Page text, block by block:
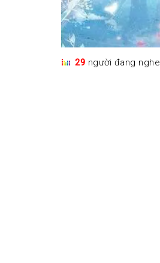
29 người đang nghe